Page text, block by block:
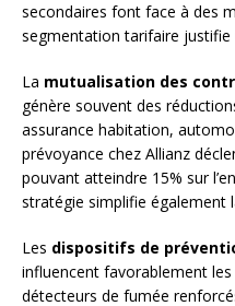
secondaires font face à des
segmentation tarifaire justifie
La mutualisation des
génère souvent des
assurance habitation,
prévoyance chez Allianz
pouvant atteindre 15% sur
stratégie simplifie également
Les dispositifs de
influencent favorablement les
détecteurs de fumée